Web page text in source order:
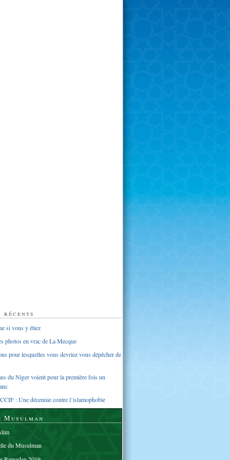
si vous y étiez
photos en vrac de La Mecque
pour lesquelles vous devriez vous dépêcher de
du Niger voient pour la première fois un
: Une décennie contre l’islamophobie
Musulman
du Musulman